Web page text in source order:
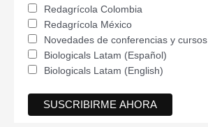
Redagrícola Colombia
Redagrícola México
Novedades de conferencias y cursos
Biologicals Latam (Español)
Biologicals Latam (English)